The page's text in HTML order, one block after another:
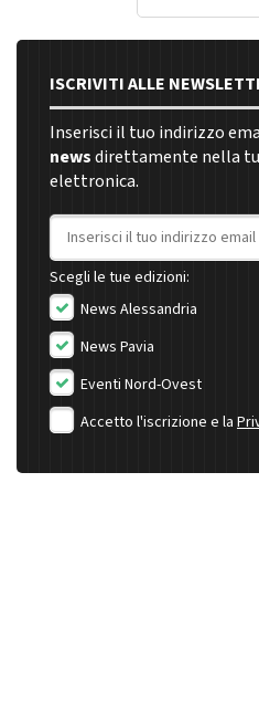
ISCRIVITI ALLE
Inserisci il tuo indirizzo
newsdirettamente nella
elettronica.
Indirizzo email
Scegli le tue edizioni:
News Alessandria
News Pavia
Eventi Nord-Ovest
Accetto l'iscrizione e la